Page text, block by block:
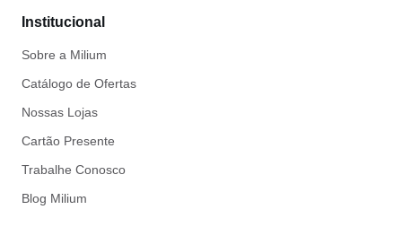
Institucional
Sobre a Milium
Catálogo de Ofertas
Nossas Lojas
Cartão Presente
Trabalhe Conosco
Blog Milium